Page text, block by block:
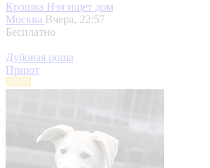
Крошка Нэя ищет дом
Москва Вчера, 22:57
Бесплатно
Дубовая роща
Приют